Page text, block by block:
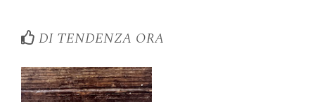
DI TENDENZA ORA